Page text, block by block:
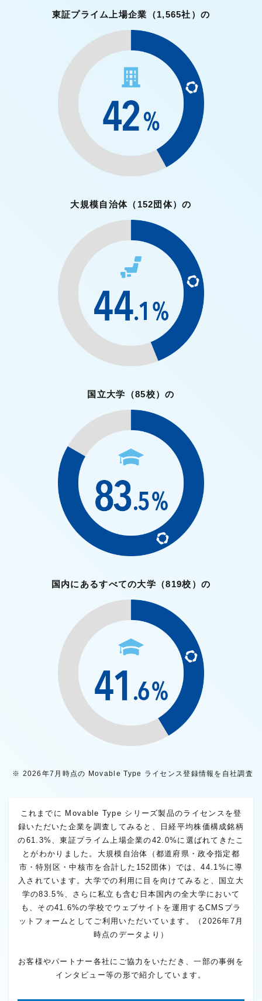
東証プライム上場企業 （1,565社）の
大規模自治体 （152団体）の
国立大学 （85校）の
国内にあるすべての大学 （819校）の
※ 2026年7月時点の Movable Type ライセンス登録情報を自社調査
これまでに Movable Type シリーズ製品のライセンスを登
録いただいた企業を調査してみると、日経平均株価構成銘柄
の61.3%、東証プライム上場企業の42.0%に選ばれてきたこ
とがわかりました。大規模自治体（都道府県・政令指定都
市・特別区・中核市を合計した152団体）では、44.1%に導
入されています。大学での利用に目を向けてみると、国立大
学の83.5%、さらに私立も含む日本国内の全大学において
も、その41.6%の学校でウェブサイトを運用するCMSプラ
ットフォームとしてご利用いただいています。（2026年7月
時点のデータより）
お客様やパートナー各社にご協力をいただき、一部の事例を
インタビュー等の形で紹介しています。